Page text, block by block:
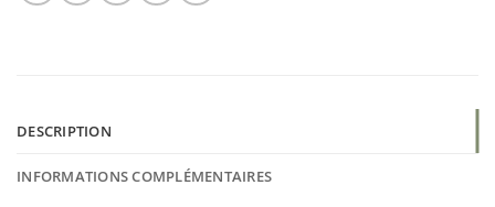
DESCRIPTION
INFORMATIONS COMPLÉMENTAIRES